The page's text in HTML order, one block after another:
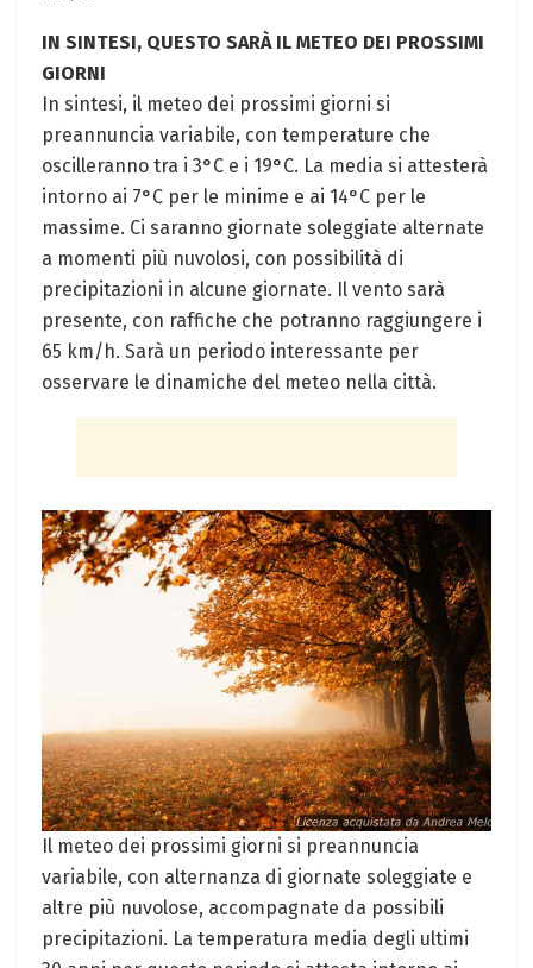
IN SINTESI, QUESTO SARÀ IL METEO DEI PROSSIMI
GIORNI
In sintesi, ​il meteo dei prossimi giorni si
preannuncia variabile, con ​temperature‌ che
oscilleranno tra i 3°C e ​i 19°C. La​ media si attesterà
intorno ai 7°C per le minime e ai 14°C per le⁢
massime. Ci saranno giornate soleggiate alternate
a ⁣momenti più nuvolosi, con ⁤possibilità di
precipitazioni in alcune giornate. Il vento sarà
presente, con​ raffiche che potranno raggiungere ⁤i
65 km/h. Sarà un periodo interessante per
osservare le dinamiche⁤ del meteo nella città.
Il meteo‌ dei prossimi‍ giorni si preannuncia‍
variabile, con alternanza⁢ di giornate soleggiate e
altre più ⁣nuvolose, accompagnate da possibili
precipitazioni. La temperatura media degli ⁣ultimi